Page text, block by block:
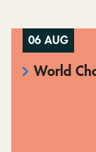
06 AUG
World